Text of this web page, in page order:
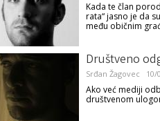
Kada te član
rata“ jasno je da
među običnim
Društveno
Srđan Žagovec 10/
Ako već mediji
društvenom